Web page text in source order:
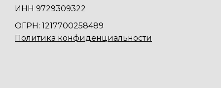
ИНН 9729309322
ОГРН: 1217700258489
Политика конфиденциальности